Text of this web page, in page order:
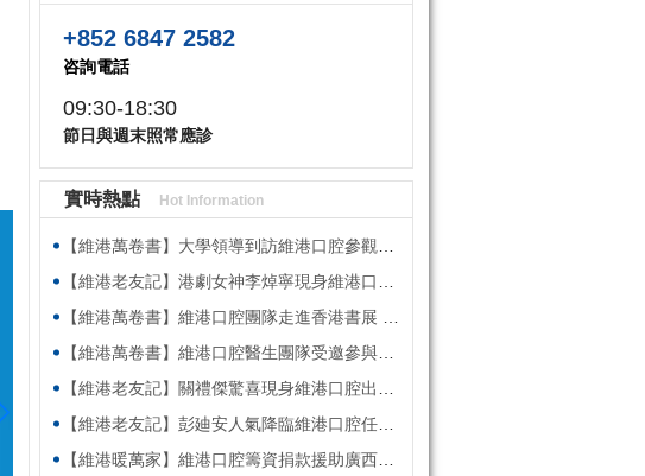
+852 6847 2582
咨詢電話
09:30-18:30
節日與週末照常應診
實時熱點 Hot Information
【維港萬卷書】大學領導到訪維港口腔參觀交流 高度讚賞院感消毒與規範化管理
【維港老友記】港劇女神李焯寧現身維港口腔擔任一日店長，分享護牙心得
【維港萬卷書】維港口腔團隊走進香港書展 感受閱讀力量拓寬專業視野
【維港萬卷書】維港口腔醫生團隊受邀參與美國登士柏西諾德專題研討 聚焦無牙頜種植修復前沿策略
【維港老友記】關禮傑驚喜現身維港口腔出任明星一日CEO 即場演繹同分享經驗！
【維港老友記】彭廸安人氣降臨維港口腔任明星一日店長 勁歌熱舞快閃表演點燃全場！
【維港暖萬家】維港口腔籌資捐款援助廣西洪澇災區 攜手香港廣西南寧同鄉會共獻愛心